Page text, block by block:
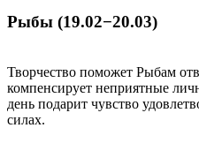
Рыбы (19.02−20.03)
Творчество поможет Рыбам
компенсирует неприятные
день подарит чувство
силах.